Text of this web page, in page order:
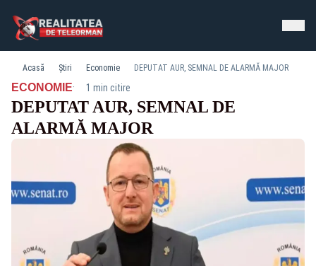
Acasă Știri Economie DEPUTAT AUR, SEMNAL DE ALARMĂ MAJOR
ECONOMIE· 1 min citire
DEPUTAT AUR, SEMNAL DE
ALARMĂ MAJOR